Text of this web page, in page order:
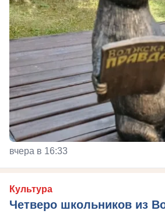
вчера в 16:33
Культура
Четверо школьников из